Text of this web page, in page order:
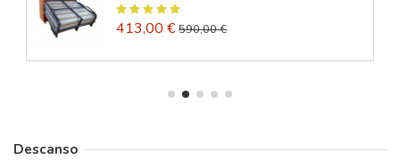
413,00 € 590,00 €
Descanso